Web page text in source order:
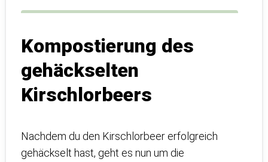
Kompostierung des
gehäckselten
Kirschlorbeers
Nachdem du den Kirschlorbeer erfolgreich
gehäckselt hast, geht es nun um die